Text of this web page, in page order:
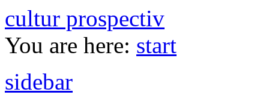
cultur prospectiv
You are here: start
sidebar